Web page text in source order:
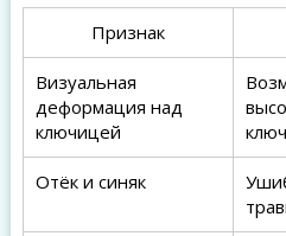
Признак
Визуальная
деформация над
ключицей
Отёк и синяк